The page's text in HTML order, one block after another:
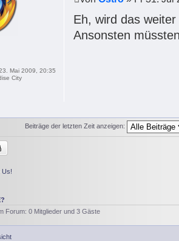
Eh, wird das
Ansonsten
Mai 2009, 20:35
City
Beiträge der letzten Zeit anzeigen:
Us!
Forum: 0 Mitglieder und 3 Gäste